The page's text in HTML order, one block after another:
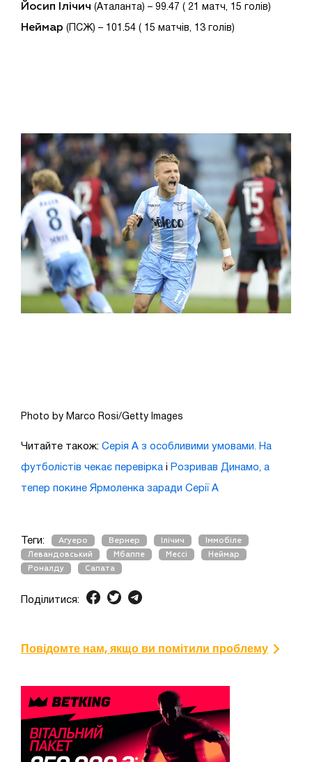
Йосип Ілічич (Аталанта) – 99.47 ( 21 матч, 15 голів)
Неймар (ПСЖ) – 101.54 ( 15 матчів, 13 голів)
Photo by Marco Rosi/Getty Images
Читайте також: Серія А з особливими умовами. На
футболістів чекає перевірка і Розривав Динамо, а
тепер покине Ярмоленка заради Серії А
Теги: Агуеро Вернер Ілічич
Іммобіле
Левандовський
Мбаппе Мессі
Неймар
Роналду
Сапата
Поділитися:
Повідомте нам, якщо ви помітили проблему